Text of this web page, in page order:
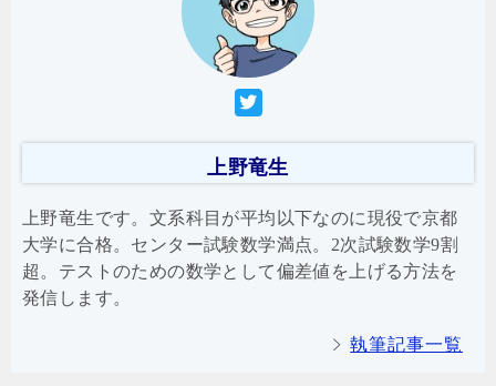
上野竜生
上野竜生です。文系科目が平均以下なのに現役で京都
大学に合格。センター試験数学満点。2次試験数学9割
超。テストのための数学として偏差値を上げる方法を
発信します。
執筆記事一覧